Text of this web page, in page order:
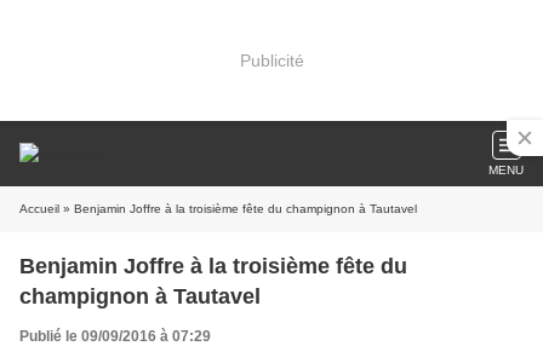
Publicité
MENU
Accueil » Benjamin Joffre à la troisième fête du champignon à Tautavel
Benjamin Joffre à la troisième fête du
champignon à Tautavel
Publié le 09/09/2016 à 07:29